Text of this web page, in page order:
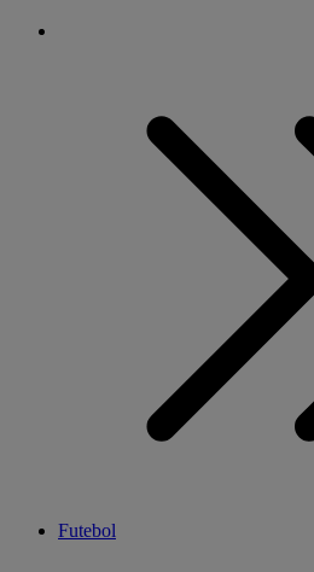
Futebol